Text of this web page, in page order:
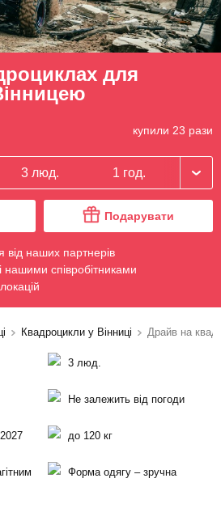
для
купили 23 рази
3 люд. 1 год.
Подарувати
від наших партнерів
нашими співробітниками
Квадроцикли у Вінниці Драйв на
3 люд.
Не залежить від погоди
до 120 кг
Форма одягу – зручна